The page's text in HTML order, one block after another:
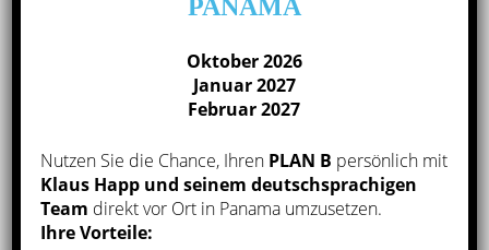
PANAMA
Oktober 2026
Januar 2027
Februar 2027
Nutzen Sie die Chance, Ihren PLAN B persönlich mit
Klaus Happ und seinem deutschsprachigen
Team direkt vor Ort in Panama umzusetzen.
Ihre Vorteile: